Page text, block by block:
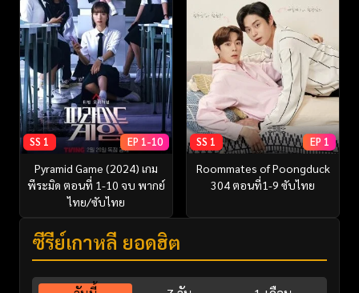
SS 1 EP 1-10
Pyramid Game (2024) เกม
พีระมิด ตอนที่ 1-10 จบ พากย์
ไทย/ซับไทย
SS 1 EP 1
Roommates of Poongduck
304 ตอนที่1-9 ซับไทย
ซีรี่ย์เกาหลี ยอดฮิต